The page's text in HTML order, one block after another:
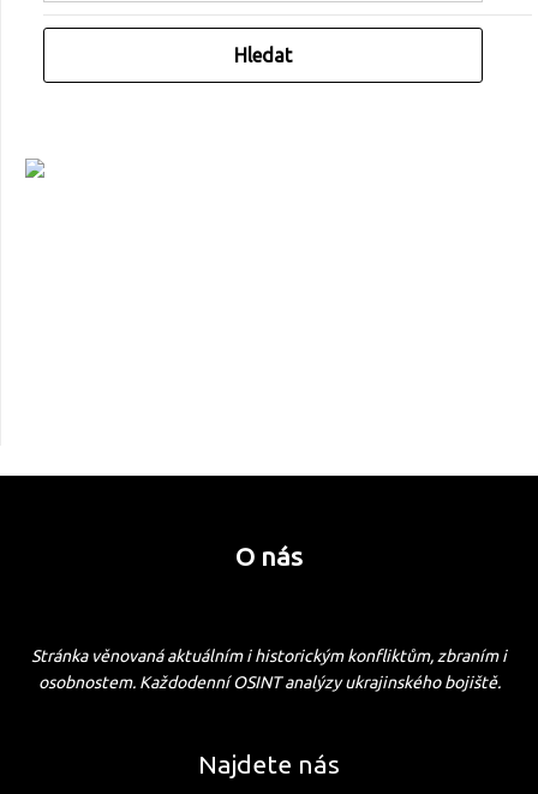
O nás
Stránka věnovaná aktuálním i historickým konfliktům, zbraním i
osobnostem. Každodenní OSINT analýzy ukrajinského bojiště.
Najdete nás